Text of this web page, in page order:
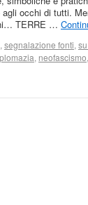
agli occhi di tutti.
TERRE …
, segnalazione fonti,
, neofascismo,